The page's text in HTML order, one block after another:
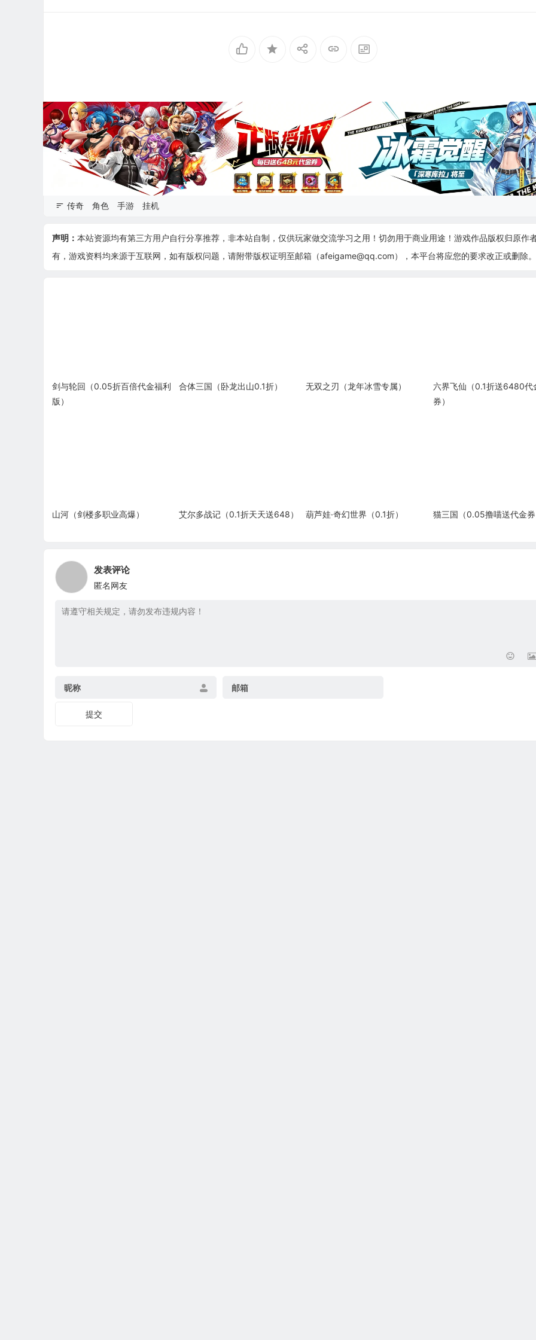
传奇 角色 手游 挂机
声明： 本站资源均有第三方用户自行分享推荐，非本站自制，仅供玩家做交流学习之用！切勿用于商业用途！游戏作品版权归原作
有，游戏资料均来源于互联网，如有版权问题，请附带版权证明至邮箱（afeigame@qq.com），本平台将应您的要求改正或删除。
剑与轮回（0.05折百倍代金福利
版）
合体三国（卧龙出山0.1折） 无双之刃（龙年冰雪专属）
六界飞仙（0.1折送6480代
券）
山河（剑楼多职业高爆） 艾尔多战记（0.1折天天送648） 葫芦娃·奇幻世界（0.1折） 猫三国（0.05撸喵送代金
发表评论
匿名网友
昵称 邮箱
提交